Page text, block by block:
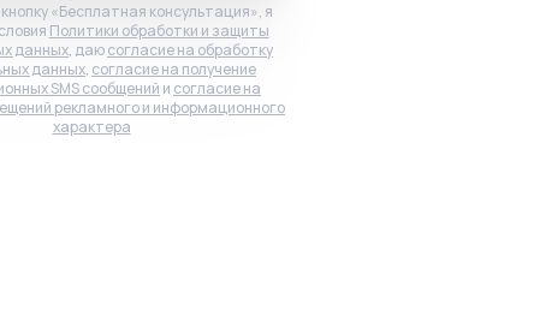
«Бесплатная консультация», я
Политики обработки и защиты
данных, даюсогласие на обработку
данных, согласие на получение
SMS сообщений и согласие на
рекламного и информационного
характера